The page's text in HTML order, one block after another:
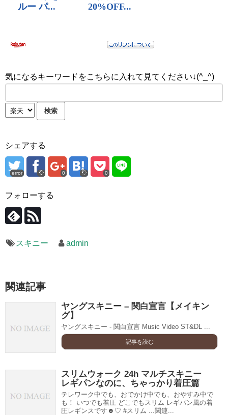
気になるキーワードをこちらに入れて見てください↓(^_^)
シェアする
error 0 0
フォローする
スキニー admin
関連記事
ヤングスキニー – 関白宣言【メイキン
グ】
ヤングスキニー - 関白宣言 Music Video ST&DL ...
記事を読む
スリムウォーク 24h マルチスキニー
レギパンなのに、ちゃっかり着圧篇
テレワーク中でも、おでかけ中でも、おやすみ中で
も！ いつでも着圧 どこでもスリム レギパン風の着
圧レギンスです☻♡ #スリム ...関連...